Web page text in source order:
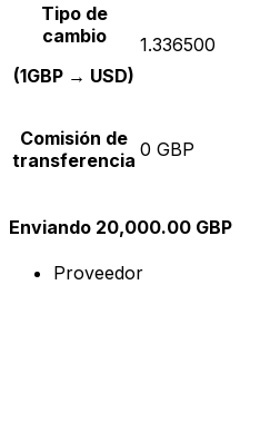
Tipo de
cambio
(1GBP → USD)
1.336500
Comisión de
transferencia 0 GBP
Enviando 20,000.00 GBP
Proveedor